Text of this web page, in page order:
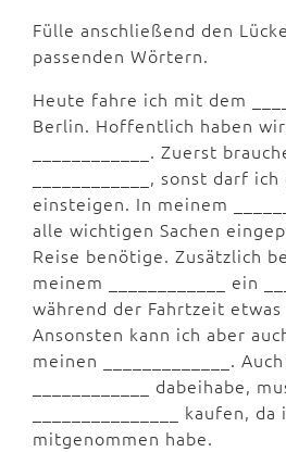
Fülle anschließend den
passenden Wörtern.
Heute fahre ich mit dem
Berlin. Hoffentlich haben
____________. Zuerst
____________, sonst darf
einsteigen. In meinem
alle wichtigen Sachen
Reise benötige. Zusätzlich
meinem ____________ ein
während der Fahrtzeit
Ansonsten kann ich aber
meinen _____________.
____________ dabeihabe,
_______________ kaufen,
mitgenommen habe.